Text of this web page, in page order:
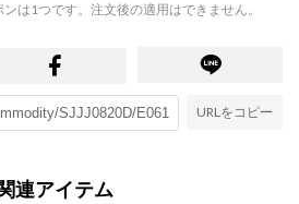
は1つです。注文後の適用はできません。
URLをコピー
連アイテム